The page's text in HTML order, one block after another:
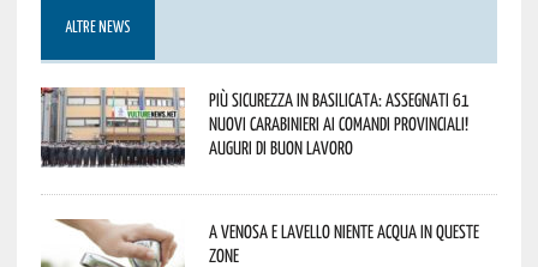
ALTRE NEWS
Più sicurezza in Basilicata: assegnati 61
nuovi Carabinieri ai Comandi provinciali!
Auguri di buon lavoro
A Venosa e Lavello niente acqua in queste
zone